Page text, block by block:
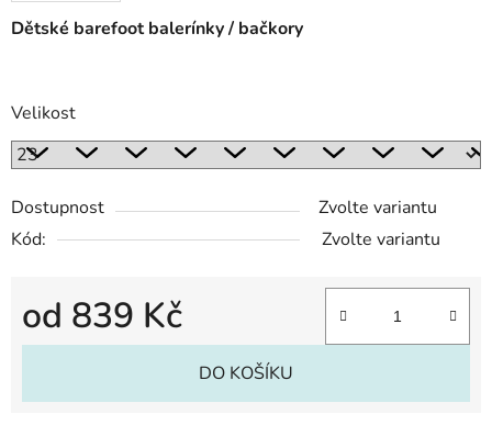
Dětské barefoot balerínky / bačkory
Velikost
Dostupnost
Zvolte variantu
Kód:
Zvolte variantu
od 839 Kč
Měrná cena:
DO KOŠÍKU